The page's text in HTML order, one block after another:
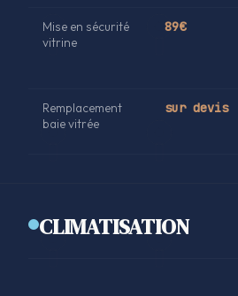
Mise en sécurité
vitrine
89€
Remplacement
baie vitrée
sur devis
CLIMATISATION